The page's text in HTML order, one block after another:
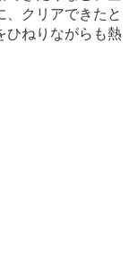
クリアできたと
ひねりながらも熱